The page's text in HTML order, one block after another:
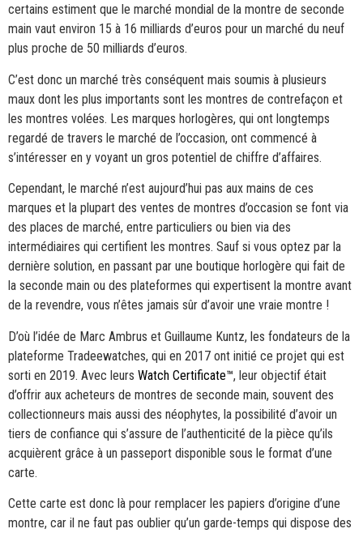
certains estiment que le marché mondial de la montre de seconde
main vaut environ 15 à 16 milliards d’euros pour un marché du neuf
plus proche de 50 milliards d’euros.
C’est donc un marché très conséquent mais soumis à plusieurs
maux dont les plus importants sont les montres de contrefaçon et
les montres volées. Les marques horlogères, qui ont longtemps
regardé de travers le marché de l’occasion, ont commencé à
s’intéresser en y voyant un gros potentiel de chiffre d’affaires.
Cependant, le marché n’est aujourd’hui pas aux mains de ces
marques et la plupart des ventes de montres d’occasion se font via
des places de marché, entre particuliers ou bien via des
intermédiaires qui certifient les montres. Sauf si vous optez par la
dernière solution, en passant par une boutique horlogère qui fait de
la seconde main ou des plateformes qui expertisent la montre avant
de la revendre, vous n’êtes jamais sûr d’avoir une vraie montre !
D’où l’idée de Marc Ambrus et Guillaume Kuntz, les fondateurs de la
plateforme Tradeewatches, qui en 2017 ont initié ce projet qui est
sorti en 2019. Avec leurs Watch Certificate™, leur objectif était
d’offrir aux acheteurs de montres de seconde main, souvent des
collectionneurs mais aussi des néophytes, la possibilité d’avoir un
tiers de confiance qui s’assure de l’authenticité de la pièce qu’ils
acquièrent grâce à un passeport disponible sous le format d’une
carte.
Cette carte est donc là pour remplacer les papiers d’origine d’une
montre, car il ne faut pas oublier qu’un garde-temps qui dispose des